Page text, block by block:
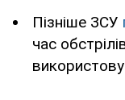
Пізніше ЗСУ
час